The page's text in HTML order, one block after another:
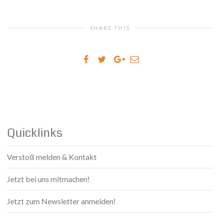
SHARE THIS
Quicklinks
Verstoß melden & Kontakt
Jetzt bei uns mitmachen!
Jetzt zum Newsletter anmelden!